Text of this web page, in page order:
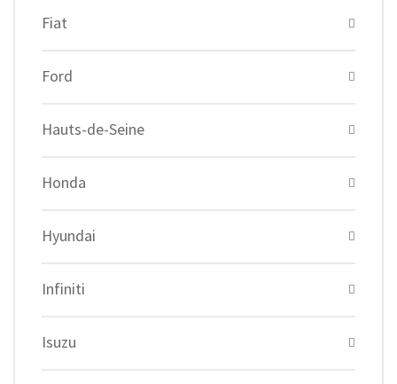
Fiat
Ford
Hauts-de-Seine
Honda
Hyundai
Infiniti
Isuzu